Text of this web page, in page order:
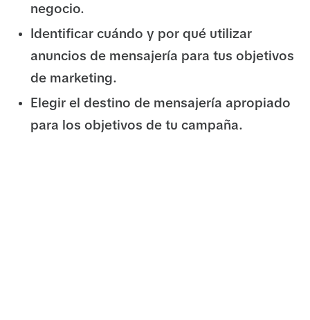
negocio.
Identificar cuándo y por qué utilizar
anuncios de mensajería para tus objetivos
de marketing.
Elegir el destino de mensajería apropiado
para los objetivos de tu campaña.